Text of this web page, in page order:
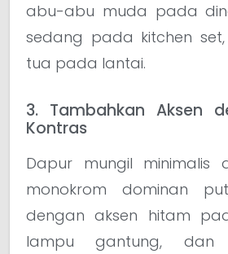
abu-abu muda pada
sedang pada kitchen
tua pada lantai.
3. Tambahkan Aksen
Kontras
Dapur mungil minimalis
monokrom dominan
dengan aksen hitam
lampu gantung, dan